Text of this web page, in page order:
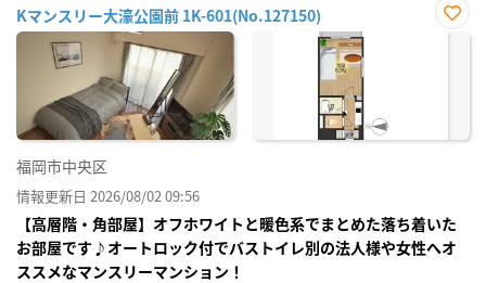
Kマンスリー大濠公園前 1K-601(No.127150)
お気
福岡市中央区
情報更新日 2026/08/02 09:56
【高層階・角部屋】オフホワイトと暖色系でまとめた落ち着いた
お部屋です♪オートロック付でバストイレ別の法人様や女性へオ
ススメなマンスリーマンション！